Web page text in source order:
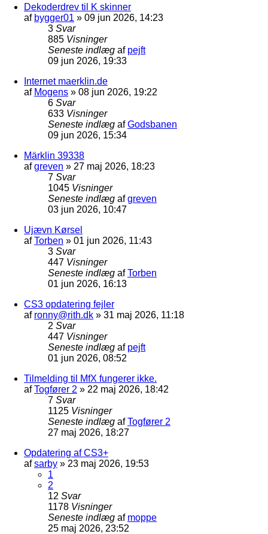
Dekoderdrev til K skinner
af bygger01 » 09 jun 2026, 14:23
3 Svar
885 Visninger
Seneste indlæg af pejft
09 jun 2026, 19:33
Internet maerklin.de
af Mogens » 08 jun 2026, 19:22
6 Svar
633 Visninger
Seneste indlæg afGodsbanen
09 jun 2026, 15:34
Märklin 39338
afgreven » 27 maj 2026, 18:23
7 Svar
1045 Visninger
Seneste indlæg afgreven
03 jun 2026, 10:47
Ujævn Kørsel
afTorben » 01 jun 2026, 11:43
3 Svar
447 Visninger
Seneste indlæg afTorben
01 jun 2026, 16:13
CS3 opdatering fejler
af ronny@rith.dk » 31 maj 2026, 11:18
2 Svar
447 Visninger
Seneste indlæg af pejft
01 jun 2026, 08:52
Tilmelding til MfX fungerer ikke.
afTogfører 2 » 22 maj 2026, 18:42
7 Svar
1125 Visninger
Seneste indlæg afTogfører 2
27 maj 2026, 18:27
Opdatering af CS3+
afsarby » 23 maj 2026, 19:53
1
2
12 Svar
1178 Visninger
Seneste indlæg af moppe
25 maj 2026, 23:52